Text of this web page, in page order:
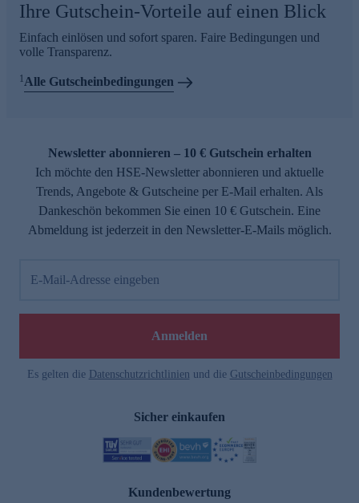
Ihre Gutschein-Vorteile auf einen Blick
Einfach einlösen und sofort sparen. Faire Bedingungen und
volle Transparenz.
1Alle Gutscheinbedingungen
Newsletter abonnieren – 10 € Gutschein erhalten
Ich möchte den HSE-Newsletter abonnieren und aktuelle
Trends, Angebote & Gutscheine per E-Mail erhalten. Als
Dankeschön bekommen Sie einen 10 € Gutschein. Eine
Abmeldung ist jederzeit in den Newsletter-E-Mails möglich.
E-Mail-Adresse eingeben
Anmelden
Es gelten die Datenschutzrichtlinien und die Gutscheinbedingungen
Sicher einkaufen
Kundenbewertung